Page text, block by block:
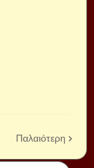
Παλαιότερη